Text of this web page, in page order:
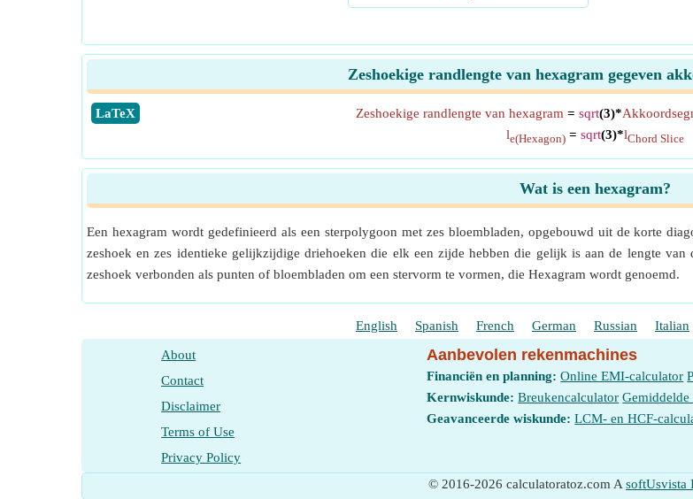
Zeshoekige randlengte van hexagram gegeven
​LaTeX Zeshoekige randlengte van hexagram = sqrt(3)*
le(Hexagon)= sqrt(3)*lChord Slice
Wat is een hexagram?
Een hexagram wordt gedefinieerd als een sterpolygoon met zes bloembladen, opgebouwd uit de korte
zeshoek en zes identieke gelijkzijdige driehoeken die elk een zijde hebben die gelijk is aan de lengte
zeshoek verbonden als punten of bloembladen om een stervorm te vormen, die Hexagram wordt genoemd.
English Spanish French German Russian Italian
About
Contact
Disclaimer
Terms of Use
Privacy Policy
Aanbevolen rekenmachines
Financiën en planning: Online EMI-calculator
Kernwiskunde: Breukencalculator Gemiddelde
Geavanceerde wiskunde: LCM- en HCF-
© 2016-2026 calculatoratoz.com A softUsvista